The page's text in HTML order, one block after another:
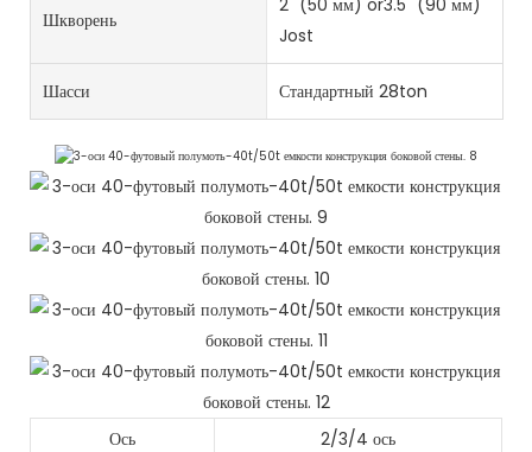
Шкворень
Jost
Шасси Стандартный 28ton
Ось
2/3/4 ось